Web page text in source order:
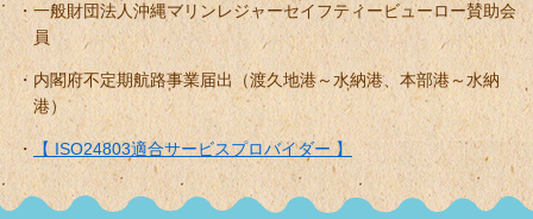
一般財団法人沖縄マリンレジャーセイフティービューロー賛助会
員
内閣府不定期航路事業届出（渡久地港～水納港、本部港～水納
港）
【 ISO24803適合サービスプロバイダー 】